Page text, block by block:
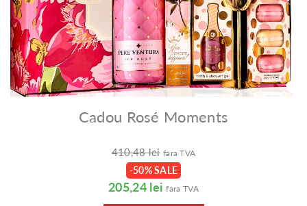
Cadou Rosé Moments
410,48 lei fara TVA
-50% SALE
205,24 lei fara TVA